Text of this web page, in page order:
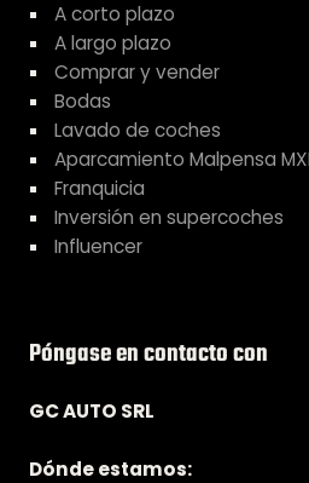
A corto plazo
A largo plazo
Comprar y vender
Bodas
Lavado de coches
Aparcamiento Malpensa
Franquicia
Inversión en supercoches
Influencer
Póngase en contacto con
GC AUTO SRL
Dónde estamos: